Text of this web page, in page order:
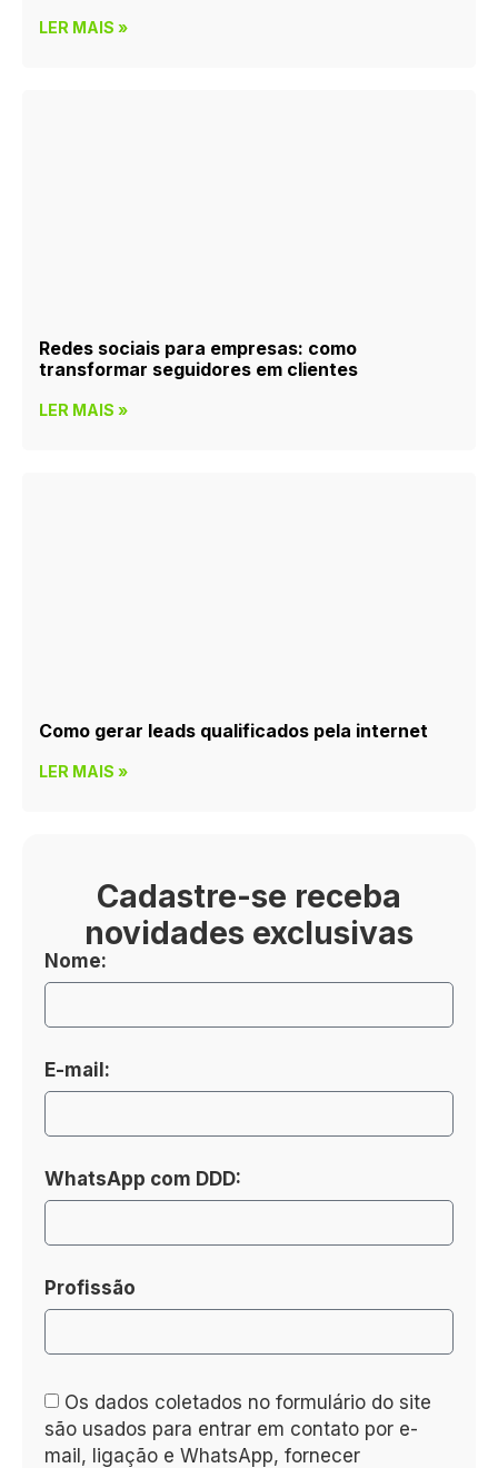
LER MAIS »
Redes sociais para empresas: como
transformar seguidores em clientes
LER MAIS »
Como gerar leads qualificados pela internet
LER MAIS »
Cadastre-se receba
novidades exclusivas
Nome:
E-mail:
WhatsApp com DDD:
Profissão
Os dados coletados no formulário do site
são usados para entrar em contato por e-
mail, ligação e WhatsApp, fornecer